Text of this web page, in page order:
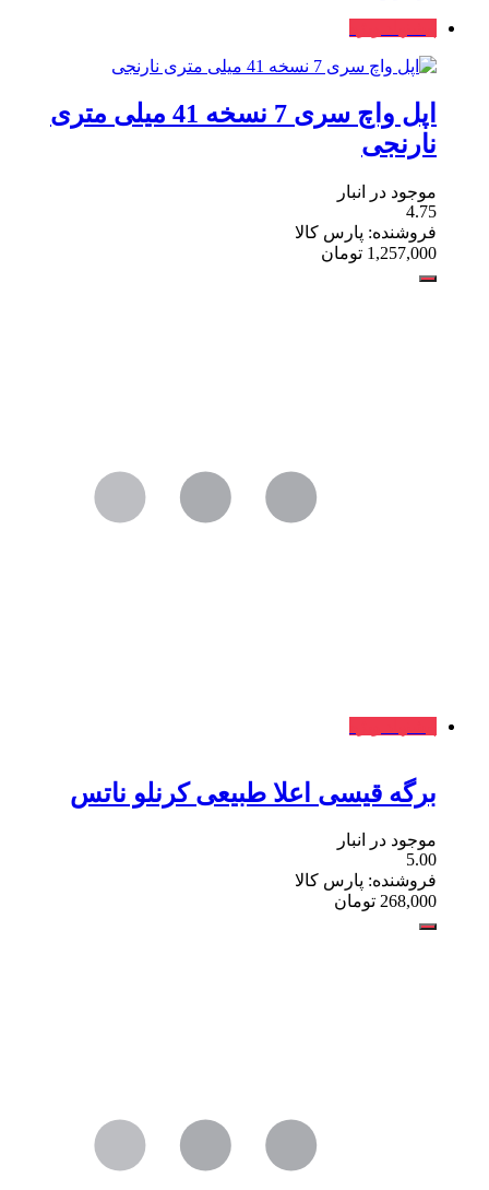
اپل واچ سری 7 نسخه 41 میلی متری
نارنجی
موجود در انبار
4.75
فروشنده: پارس کالا
1,257,000 تومان
برگه قیسی اعلا طبیعی کرنلو ناتس
موجود در انبار
5.00
فروشنده: پارس کالا
268,000 تومان